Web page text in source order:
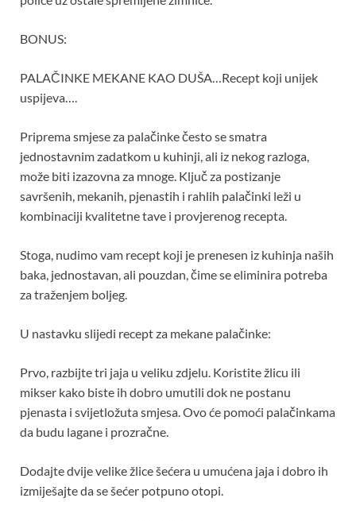
BONUS:
PALAČINKE MEKANE KAO DUŠA…Recept koji unijek
uspijeva….
Priprema smjese za palačinke često se smatra
jednostavnim zadatkom u kuhinji, ali iz nekog razloga,
može biti izazovna za mnoge. Ključ za postizanje
savršenih, mekanih, pjenastih i rahlih palačinki leži u
kombinaciji kvalitetne tave i provjerenog recepta.
Stoga, nudimo vam recept koji je prenesen iz kuhinja naših
baka, jednostavan, ali pouzdan, čime se eliminira potreba
za traženjem boljeg.
U nastavku slijedi recept za mekane palačinke:
Prvo, razbijte tri jaja u veliku zdjelu. Koristite žlicu ili
mikser kako biste ih dobro umutili dok ne postanu
pjenasta i svijetložuta smjesa. Ovo će pomoći palačinkama
da budu lagane i prozračne.
Dodajte dvije velike žlice šećera u umućena jaja i dobro ih
izmiješajte da se šećer potpuno otopi.